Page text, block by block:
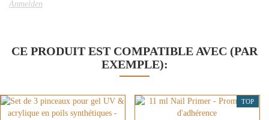
Anmelden
CE PRODUIT EST COMPATIBLE AVEC (PAR
EXEMPLE):
TOP